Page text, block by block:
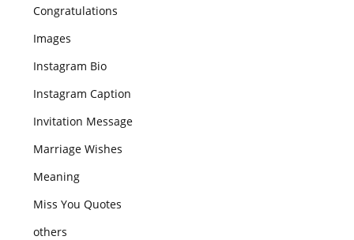
Congratulations
Images
Instagram Bio
Instagram Caption
Invitation Message
Marriage Wishes
Meaning
Miss You Quotes
others